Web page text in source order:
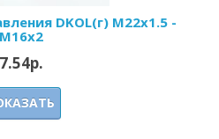
DKOL(г) M22x1.5 -
M16x2
7.54р.